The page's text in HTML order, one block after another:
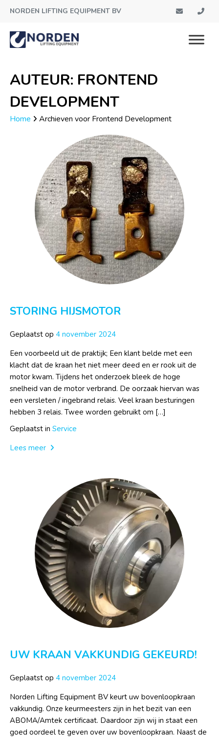
NORDEN LIFTING EQUIPMENT BV
AUTEUR: FRONTEND
DEVELOPMENT
Home Archieven voor Frontend Development
STORING HIJSMOTOR
Geplaatst op 4 november 2024
Een voorbeeld uit de praktijk; Een klant belde met een
klacht dat de kraan het niet meer deed en er rook uit de
motor kwam. Tijdens het onderzoek bleek de hoge
snelheid van de motor verbrand. De oorzaak hiervan was
een versleten / ingebrand relais. Veel kraan besturingen
hebben 3 relais. Twee worden gebruikt om […]
Geplaatst in Service
Lees meer
UW KRAAN VAKKUNDIG GEKEURD!
Geplaatst op 4 november 2024
Norden Lifting Equipment BV keurt uw bovenloopkraan
vakkundig. Onze keurmeesters zijn in het bezit van een
ABOMA/Amtek certificaat. Daardoor zijn wij in staat een
goed oordeel te geven over uw bovenloopkraan. Naast de